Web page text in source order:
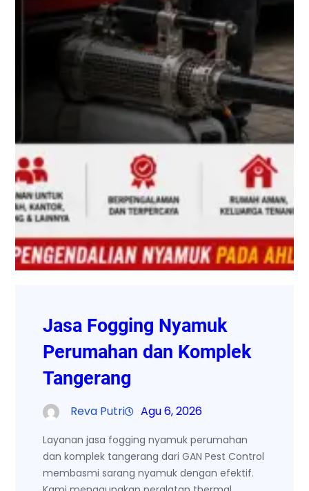
Jasa Fogging Nyamuk
Perumahan dan Komplek
Tangerang
Reva Putri Agu 6, 2026
Layanan jasa fogging nyamuk perumahan
dan komplek tangerang dari GAN Pest Control
membasmi sarang nyamuk dengan efektif.